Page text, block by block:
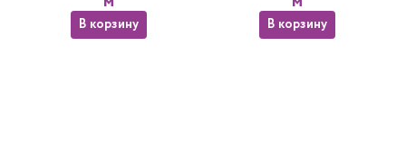
В корзину В корзину